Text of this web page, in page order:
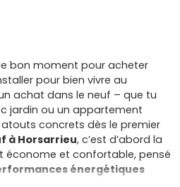
bon moment pour acheter
pour bien vivre au
achat dans le neuf – que tu
jardin ou un appartement
concrets dès le premier
à Horsarrieu, c’est d’abord la
économe et confortable, pensé
énergétiques
soignée, matériaux récents,